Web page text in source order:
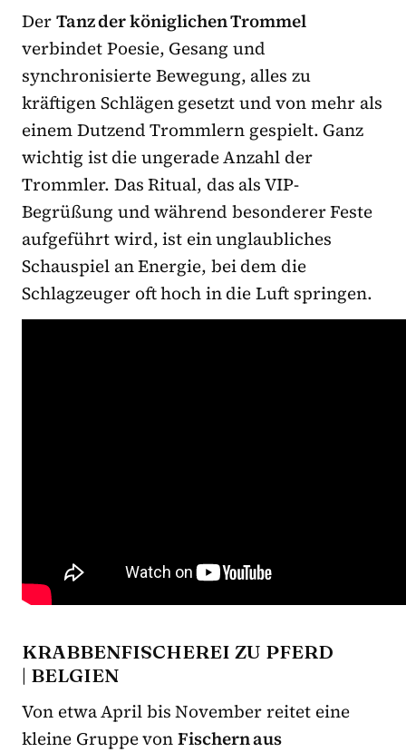
DerTanz der königlichen Trommel
verbindet Poesie, Gesang und
synchronisierte Bewegung, alles zu
kräftigen Schlägen gesetzt und von mehr als
einem Dutzend Trommlern gespielt. Ganz
wichtig ist die ungerade Anzahl der
Trommler. Das Ritual, das als VIP-
Begrüßung und während besonderer Feste
aufgeführt wird, ist ein unglaubliches
Schauspiel an Energie, bei dem die
Schlagzeuger oft hoch in die Luft springen.
KRABBENFISCHEREI ZU PFERD
| BELGIEN
Von etwa April bis November reitet eine
kleine Gruppe vonFischern aus